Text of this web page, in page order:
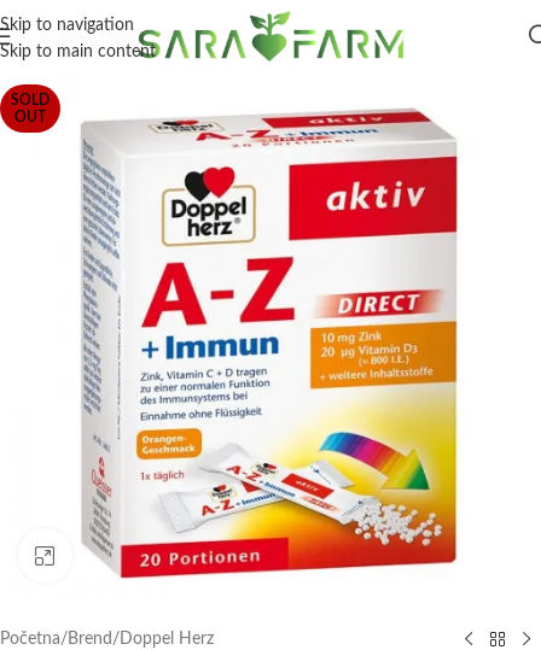
Skip to navigation
Skip to main content
SOLD
OUT
Click to enlarge
Početna/ Brend / Doppel Herz